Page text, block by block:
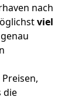
nach
viel
die